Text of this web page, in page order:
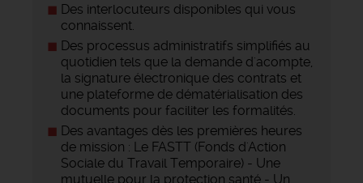
Des interlocuteurs disponibles qui vous
connaissent.
Des processus administratifs simplifiés au
quotidien tels que la demande d'acompte,
la signature électronique des contrats et
une plateforme de dématérialisation des
documents pour faciliter les formalités.
Des avantages dès les premières heures
de mission : Le FASTT (Fonds d'Action
Sociale du Travail Temporaire) - Une
mutuelle pour la protection santé - Un